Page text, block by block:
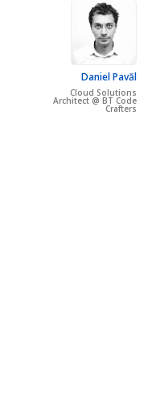
Daniel Pavăl
Cloud Solutions
Architect @ BT Code
Crafters